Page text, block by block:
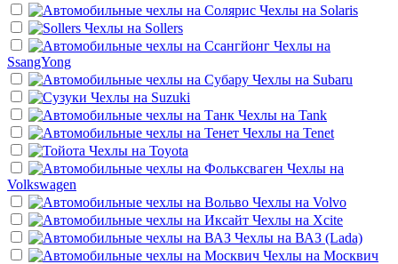
Чехлы на Solaris
Чехлы на Sollers
Чехлы на
SsangYong
Чехлы на Subaru
Чехлы на Suzuki
Чехлы на Tank
Чехлы на Tenet
Чехлы на Toyota
Чехлы на
Volkswagen
Чехлы на Volvo
Чехлы на Xcite
Чехлы на ВАЗ (Lada)
Чехлы на Москвич